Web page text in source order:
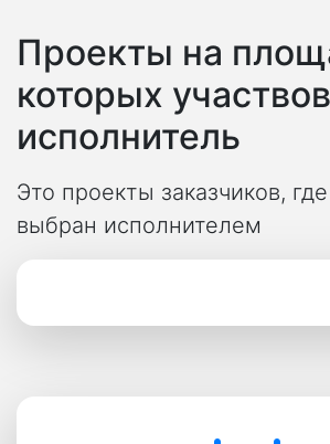
Проекты на
которых
исполнитель
Это проекты заказчиков,
выбран исполнителем